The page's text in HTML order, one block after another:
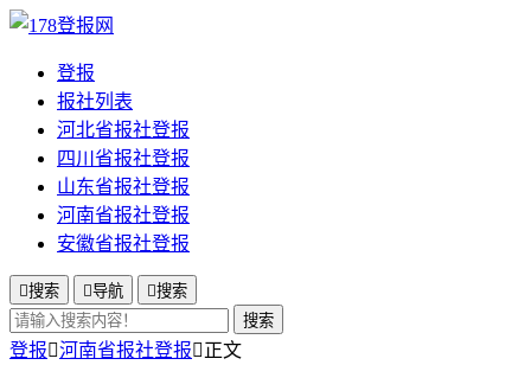
登报
报社列表
河北省报社登报
四川省报社登报
山东省报社登报
河南省报社登报
安徽省报社登报
搜索 导航 搜索
搜索
登报河南省报社登报正文